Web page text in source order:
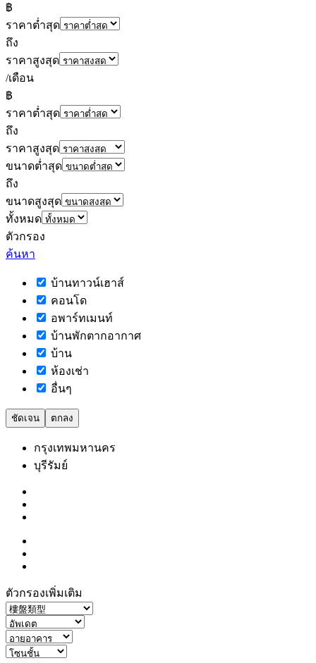
฿
ราคาต่ำสุด
ถึง
ราคาสูงสุด
/เดือน
฿
ราคาต่ำสุด
ถึง
ราคาสูงสุด
ขนาดต่ำสุด
ถึง
ขนาดสูงสุด
ทั้งหมด
ตัวกรอง
ค้นหา
บ้านทาวน์เฮาส์
คอนโด
อพาร์ทเมนท์
บ้านพักตากอากาศ
บ้าน
ห้องเช่า
อื่นๆ
ชัดเจน ตกลง
กรุงเทพมหานคร
บุรีรัมย์
ตัวกรองเพิ่มเติม